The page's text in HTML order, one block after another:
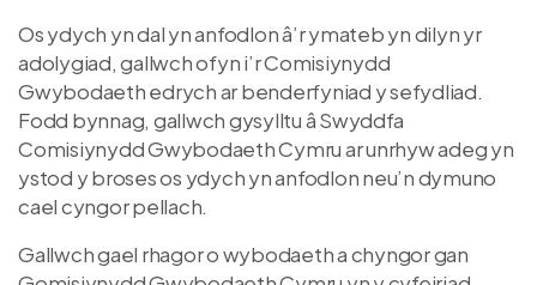
Os ydych yn dal yn anfodlon â’r ymateb yn dilyn yr
adolygiad, gallwch ofyn i’r Comisiynydd
Gwybodaeth edrych ar benderfyniad y sefydliad.
Fodd bynnag, gallwch gysylltu â Swyddfa
Comisiynydd Gwybodaeth Cymru ar unrhyw adeg yn
ystod y broses os ydych yn anfodlon neu’n dymuno
cael cyngor pellach.
Gallwch gael rhagor o wybodaeth a chyngor gan